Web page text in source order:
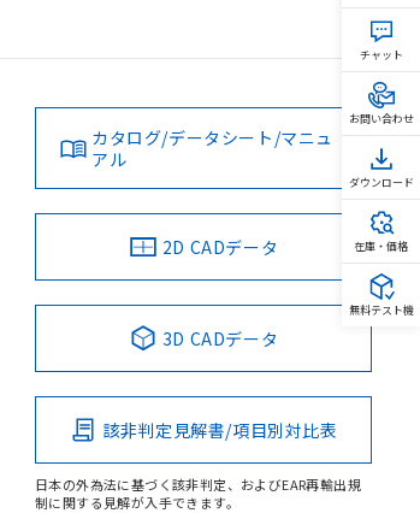
カタログ/データシート/マニュ
アル
2D CADデータ
3D CADデータ
該非判定見解書/項目別対比表
日本の外為法に基づく該非判定、およびEAR再輸出規
制に関する見解が入手できます。
チャット
お問い合わせ
ダウンロード
在庫・価格
無料テスト機